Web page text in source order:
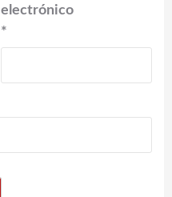
electrónico
*